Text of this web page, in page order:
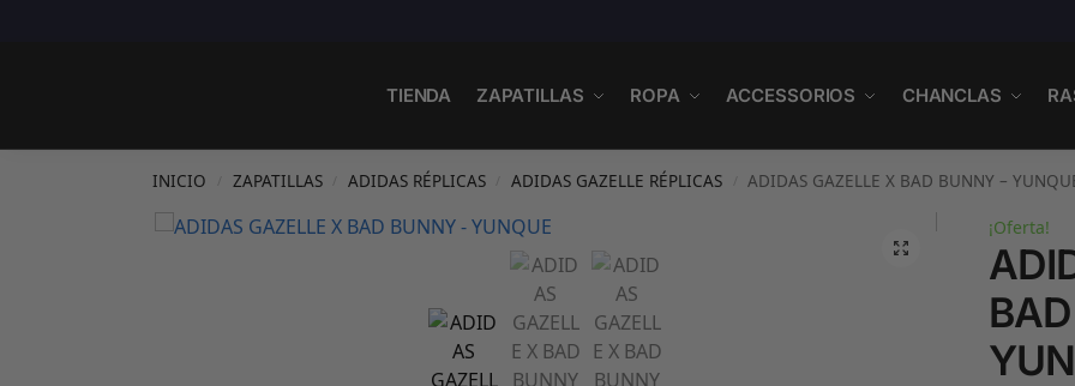
TIENDA ZAPATILLAS ROPA ACCESSORIOS CHANCLAS
INICIO ZAPATILLAS ADIDAS RÉPLICAS ADIDAS GAZELLE RÉPLICAS ADIDAS GAZELLE X BAD BUNNY –
¡Oferta!